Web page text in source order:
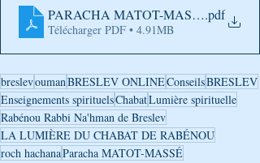
PARACHA MATOT-MASSÉ.pdf
Télécharger PDF • 4.91MB
breslevoumanBRESLEV ONLINEConseilsBRESLEV
Enseignements spirituelsChabatLumière spirituelle
Rabénou Rabbi Na'hman de Breslev
LA LUMIÈRE DU CHABAT DE RABÉNOU
roch hachanaParacha MATOT-MASSÉ